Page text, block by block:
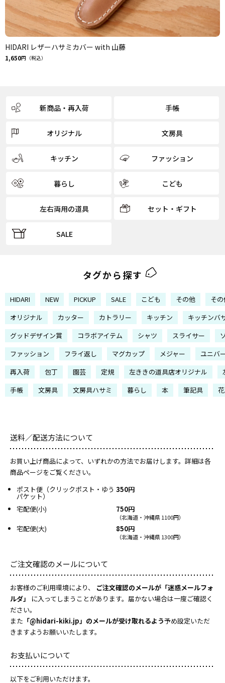
HIDARI レザーハサミカバー with 山藤
1,650円（税込）
新商品・再入荷 手帳
オリジナル 文房具
キッチン ファッション
暮らし こども
左右両用の道具 セット・ギフト
SALE
タグから探す
HIDARI NEW PICKUP SALE こども その他
そ
オリジナル
カッター カトラリー キッチン
キッチンバ
グッドデザイン賞
コラボアイテム シャツ スライサー
ファッション
フライ返し マグカップ メジャー
ユニバ
再入荷
包丁 園芸 定規 左ききの道具店オリジナル
手帳
文房具 文房具ハサミ 暮らし 本 筆記具
送料／配送方法について
お買い上げ商品によって、いずれかの方法でお届けします。詳細は各
商品ページをご覧ください。
ポスト便（クリックポスト・ゆう
パケット）
350円
宅配便(小) 750円
（北海道・沖縄県 1100円）
宅配便(大) 850円
（北海道・沖縄県 1300円）
ご注文確認のメールについて
お客様のご利用環境により、
ご注文確認のメールが「迷惑メールフォ
ルダ」
に入ってしまうことがあります。届かない場合は一度ご確認く
ださい。
また 「@hidari-kiki.jp」のメールが受け取れるよう予め設定いただ
きますようお願いいたします。
お支払いについて
以下をご利用いただけます。